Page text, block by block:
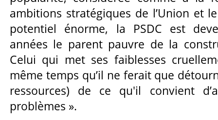
ambitions stratégiques de l’Union et
potentiel énorme, la PSDC est
années le parent pauvre de la
Celui qui met ses faiblesses
même temps qu’il ne ferait que
ressources) de ce qu'il convient
problèmes ».